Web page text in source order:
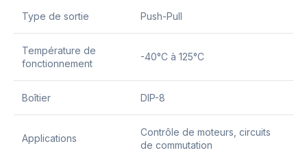
Type de sortie Push-Pull
Température de
fonctionnement
-40°C à 125°C
Boîtier DIP-8
Applications
Contrôle de moteurs, circuits
de commutation